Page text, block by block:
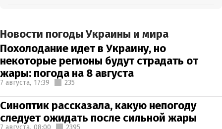
Новости погоды Украины и мира
Похолодание идет в Украину, но
некоторые регионы будут страдать от
жары: погода на 8 августа
7 августа, 17:39 235
Синоптик рассказала, какую непогоду
следует ожидать после сильной жары
7 августа, 08:00 2395